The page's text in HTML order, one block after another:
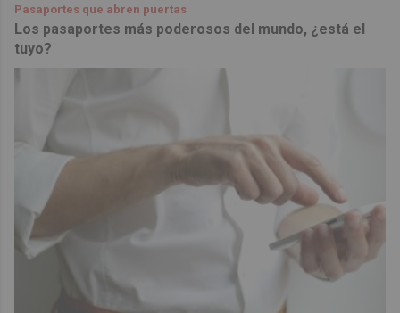
Pasaportes que abren puertas
Los pasaportes más poderosos del mundo, ¿está el
tuyo?